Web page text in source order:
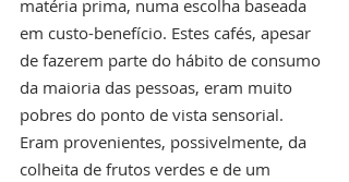
matéria prima, numa escolha baseada
em custo-benefício. Estes cafés, apesar
de fazerem parte do hábito de consumo
da maioria das pessoas, eram muito
pobres do ponto de vista sensorial.
Eram provenientes, possivelmente, da
colheita de frutos verdes e de um